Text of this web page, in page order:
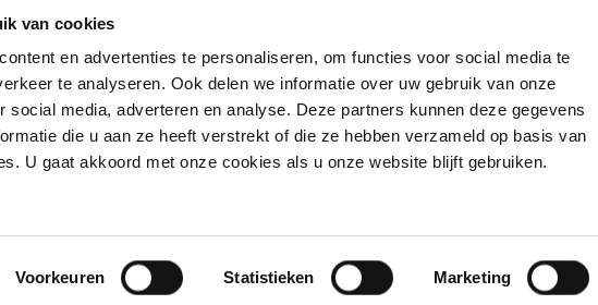
van cookies
en advertenties te personaliseren, om functies voor social media te
te analyseren. Ook delen we informatie over uw gebruik van onze
social media, adverteren en analyse. Deze partners kunnen deze gegevens
die u aan ze heeft verstrekt of die ze hebben verzameld op basis van
U gaat akkoord met onze cookies als u onze website blijft gebruiken.
Voorkeuren Statistieken Marketing
de Leyhoeve Groningen
258-L | 9723 ZA Groningen
– 206 92 92
Werken bij De Leyhoeve?
Bekijk onze vacatures
Disclaimer